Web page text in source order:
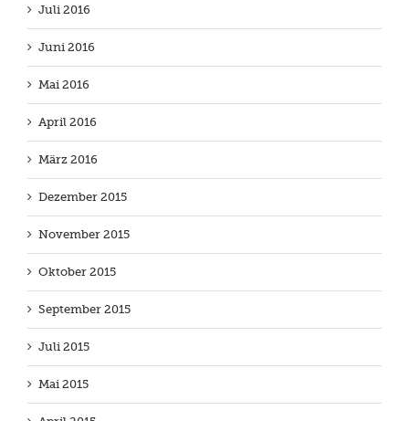
Juli 2016
Juni 2016
Mai 2016
April 2016
März 2016
Dezember 2015
November 2015
Oktober 2015
September 2015
Juli 2015
Mai 2015